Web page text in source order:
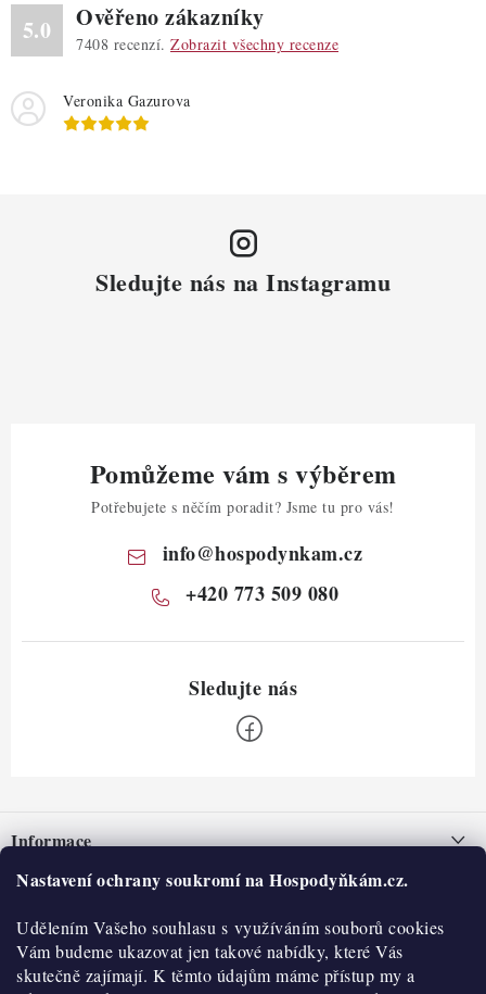
Nastavení ochrany soukromí na Hospodyňkám.cz.
Udělením Vašeho souhlasu s využíváním souborů cookies
Vám budeme ukazovat jen takové nabídky, které Vás
skutečně zajímají. K těmto údajům máme přístup my a
5.0 Ověřeno zákazníky
7408 recenzí. Zobrazit všechny recenze
Veronika Gazurova
Sledujte nás na Instagramu
Pomůžeme vám s výběrem
Potřebujete s něčím poradit? Jsme tu pro vás!
info@hospodynkam.cz
+420 773 509 080
pInformace
Nepřevzetí zásilky na dobírku
Obchodní podmínky
Hodnocení obchodu
O nás
Historie
O nákupu